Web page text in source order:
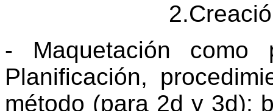
- Maquetación como
Planificación,
método (para 2d y 3d):